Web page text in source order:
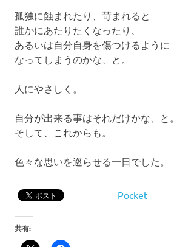
孤独に蝕まれたり、苛まれると
誰かにあたりたくなったり、
あるいは自分自身を傷つけるように
なってしまうのかな、と。
人にやさしく。
自分が出来る事はそれだけかな、と。
そして、これからも。
色々な思いを巡らせる一日でした。
Pocket
共有: